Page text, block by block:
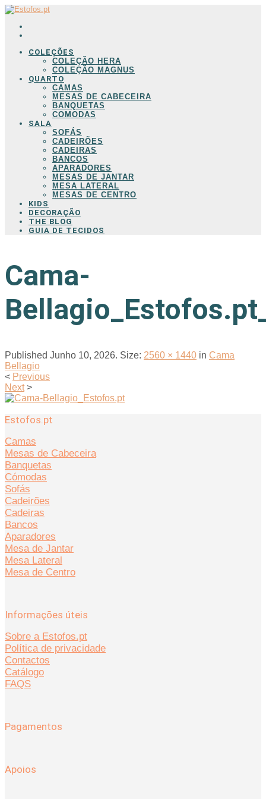
COLEÇÕES
COLEÇÃO HERA
COLEÇÃO MAGNUS
QUARTO
CAMAS
MESAS DE CABECEIRA
BANQUETAS
COMODAS
SALA
SOFÁS
CADEIRÕES
CADEIRAS
BANCOS
APARADORES
MESAS DE JANTAR
MESA LATERAL
MESAS DE CENTRO
KIDS
DECORAÇÃO
THE BLOG
GUIA DE TECIDOS
Cama-
Published Junho 10, 2026. Size: 2560 × 1440 in Cama
Bellagio
< Previous
Next >
Estofos.pt
Camas
Mesas de Cabeceira
Banquetas
Cómodas
Sofás
Cadeirões
Cadeiras
Bancos
Aparadores
Mesa de Jantar
Mesa Lateral
Mesa de Centro
Informações úteis
Sobre a Estofos.pt
Política de privacidade
Contactos
Catálogo
FAQS
Pagamentos
Apoios